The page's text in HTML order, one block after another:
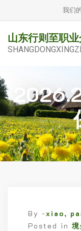
我们
山东行则至职
By -xiao,
Posted in